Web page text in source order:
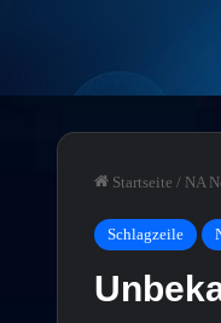
Startseite / NA
Schlagzeile